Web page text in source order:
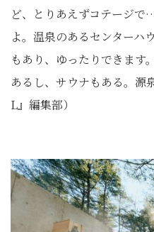
ど、とりあえずコテージ
よ。温泉のあるセンターハ
もあり、ゆったりできます
あるし、サウナもある。源
L』編集部）